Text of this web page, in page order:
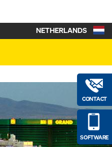
CONTACT
SOFTWARE
NETHERLANDS